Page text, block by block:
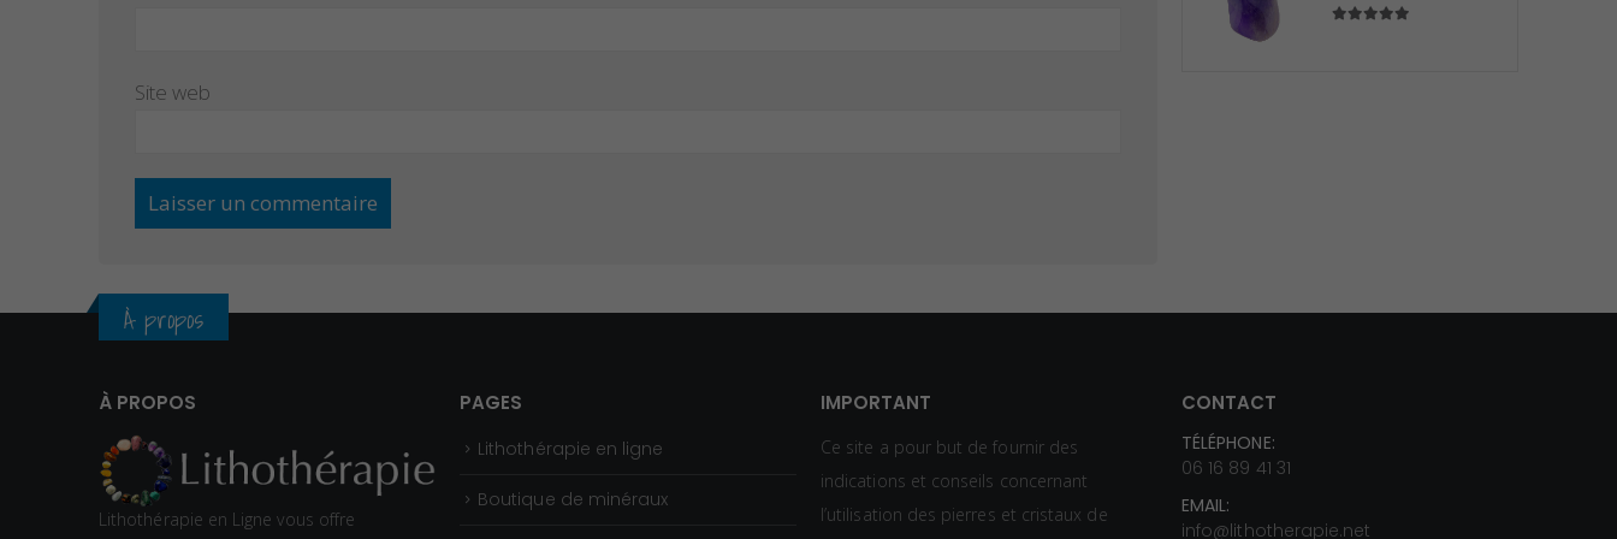
Site web
À propos
À PROPOS
Lithothérapie en Ligne vous offre
PAGES
Lithothérapie en ligne
Boutique de minéraux
IMPORTANT
Ce site a pour but de fournir des
indications et conseils concernant
l’utilisation des pierres et cristaux de
CONTACT
TÉLÉPHONE:
06 16 89 41 31
EMAIL:
info@lithotherapie.net